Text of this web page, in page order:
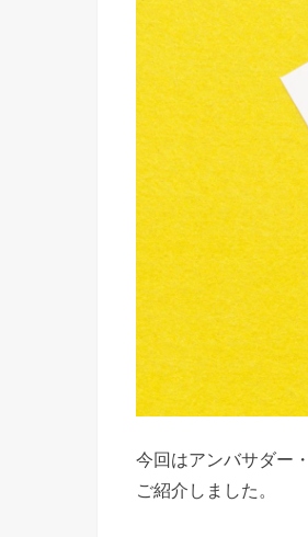
今回はアンバサダー
ご紹介しました。